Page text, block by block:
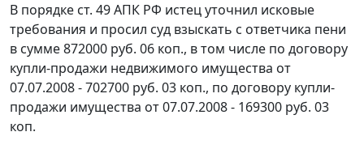
В порядке ст. 49АПК РФ истец уточнил исковые
требования и просил суд взыскать с ответчика пени
в сумме 872000 руб. 06 коп., в том числе по договору
купли-продажи недвижимого имущества от
07.07.2008 - 702700 руб. 03 коп., по договору купли-
продажи имущества от 07.07.2008 - 169300 руб. 03
коп.